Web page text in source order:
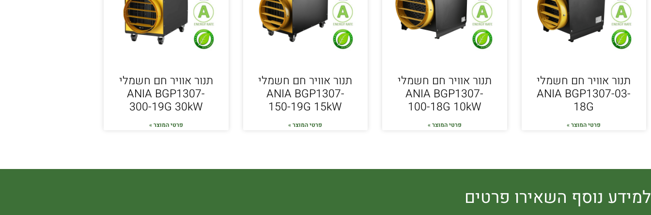
תנור אוויר חם חשמלי
ANIA BGP1307-03-
18G
פרטי המוצר »
תנור אוויר חם חשמלי
ANIA BGP1307-
100-18G 10kW
פרטי המוצר »
תנור אוויר חם חשמלי
ANIA BGP1307-
150-19G 15kW
פרטי המוצר »
תנור אוויר חם חשמלי
ANIA BGP1307-
300-19G 30kW
פרטי המוצר »
למידע נוסף השאירו פרטים